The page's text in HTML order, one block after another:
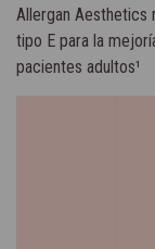
Allergan Aesthetics
tipo E para la
pacientes adultos¹